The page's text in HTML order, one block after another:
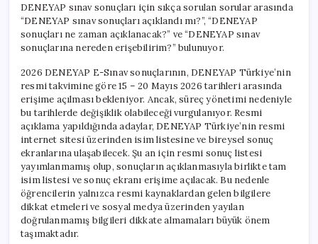
DENEYAP sınav sonuçları için sıkça sorulan sorular arasında
“DENEYAP sınav sonuçları açıklandı mı?”, “DENEYAP
sonuçları ne zaman açıklanacak?” ve “DENEYAP sınav
sonuçlarına nereden erişebilirim?” bulunuyor.
2026 DENEYAP E-Sınav sonuçlarının, DENEYAP Türkiye’nin
resmi takvimine göre 15 – 20 Mayıs 2026 tarihleri arasında
erişime açılması bekleniyor. Ancak, süreç yönetimi nedeniyle
bu tarihlerde değişiklik olabileceği vurgulanıyor. Resmi
açıklama yapıldığında adaylar, DENEYAP Türkiye’nin resmi
internet sitesi üzerinden isim listesine ve bireysel sonuç
ekranlarına ulaşabilecek. Şu an için resmi sonuç listesi
yayımlanmamış olup, sonuçların açıklanmasıyla birlikte tam
isim listesi ve sonuç ekranı erişime açılacak. Bu nedenle
öğrencilerin yalnızca resmi kaynaklardan gelen bilgilere
dikkat etmeleri ve sosyal medya üzerinden yayılan
doğrulanmamış bilgileri dikkate almamaları büyük önem
taşımaktadır.